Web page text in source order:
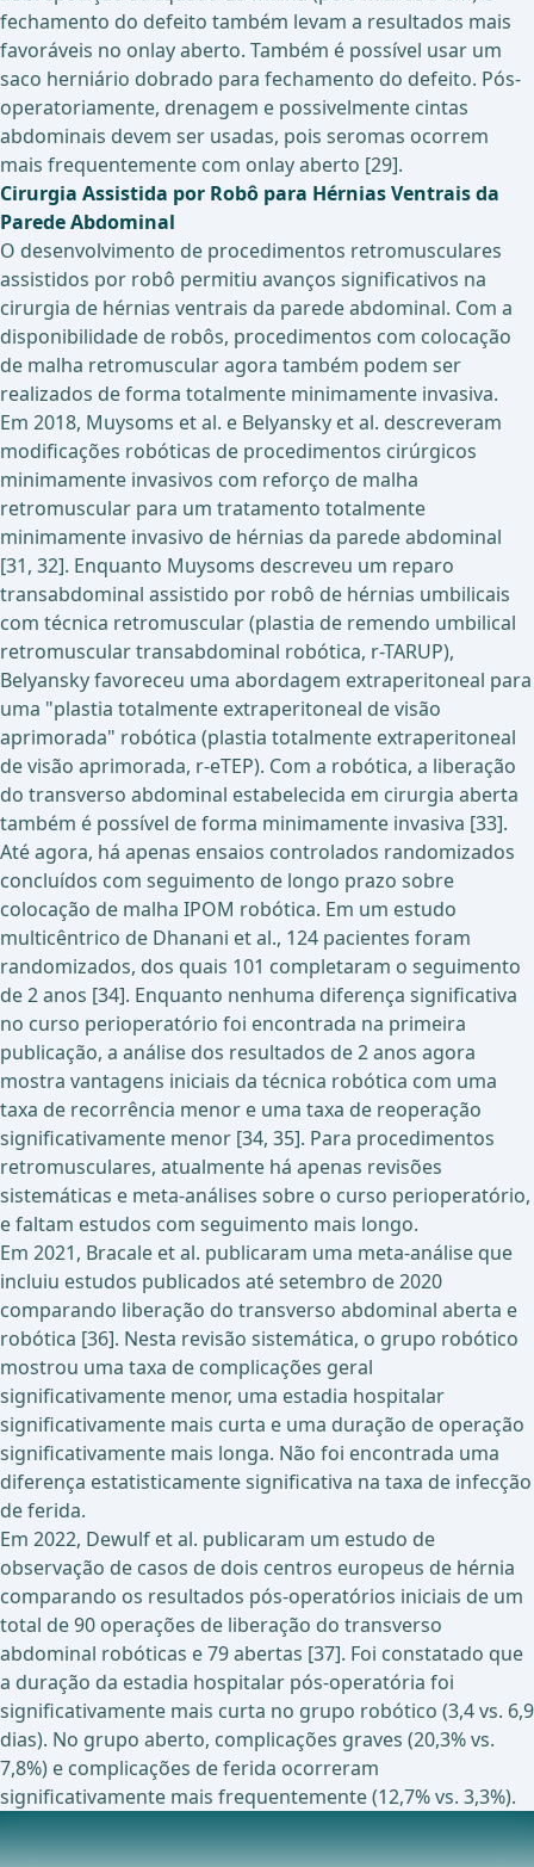
fechamento do defeito também levam a resultados mais
favoráveis no onlay aberto. Também é possível usar um
saco herniário dobrado para fechamento do defeito. Pós-
operatoriamente, drenagem e possivelmente cintas
abdominais devem ser usadas, pois seromas ocorrem
mais frequentemente com onlay aberto [29].
Cirurgia Assistida por Robô para Hérnias Ventrais da
Parede Abdominal
O desenvolvimento de procedimentos retromusculares
assistidos por robô permitiu avanços significativos na
cirurgia de hérnias ventrais da parede abdominal. Com a
disponibilidade de robôs, procedimentos com colocação
de malha retromuscular agora também podem ser
realizados de forma totalmente minimamente invasiva.
Em 2018, Muysoms et al. e Belyansky et al. descreveram
modificações robóticas de procedimentos cirúrgicos
minimamente invasivos com reforço de malha
retromuscular para um tratamento totalmente
minimamente invasivo de hérnias da parede abdominal
[31, 32]. Enquanto Muysoms descreveu um reparo
transabdominal assistido por robô de hérnias umbilicais
com técnica retromuscular (plastia de remendo umbilical
retromuscular transabdominal robótica, r-TARUP),
Belyansky favoreceu uma abordagem extraperitoneal para
uma "plastia totalmente extraperitoneal de visão
aprimorada" robótica (plastia totalmente extraperitoneal
de visão aprimorada, r-eTEP). Com a robótica, a liberação
do transverso abdominal estabelecida em cirurgia aberta
também é possível de forma minimamente invasiva [33].
Até agora, há apenas ensaios controlados randomizados
concluídos com seguimento de longo prazo sobre
colocação de malha IPOM robótica. Em um estudo
multicêntrico de Dhanani et al., 124 pacientes foram
randomizados, dos quais 101 completaram o seguimento
de 2 anos [34]. Enquanto nenhuma diferença significativa
no curso perioperatório foi encontrada na primeira
publicação, a análise dos resultados de 2 anos agora
mostra vantagens iniciais da técnica robótica com uma
taxa de recorrência menor e uma taxa de reoperação
significativamente menor [34, 35]. Para procedimentos
retromusculares, atualmente há apenas revisões
sistemáticas e meta-análises sobre o curso perioperatório,
e faltam estudos com seguimento mais longo.
Em 2021, Bracale et al. publicaram uma meta-análise que
incluiu estudos publicados até setembro de 2020
comparando liberação do transverso abdominal aberta e
robótica [36]. Nesta revisão sistemática, o grupo robótico
mostrou uma taxa de complicações geral
significativamente menor, uma estadia hospitalar
significativamente mais curta e uma duração de operação
significativamente mais longa. Não foi encontrada uma
diferença estatisticamente significativa na taxa de infecção
de ferida.
Em 2022, Dewulf et al. publicaram um estudo de
observação de casos de dois centros europeus de hérnia
comparando os resultados pós-operatórios iniciais de um
total de 90 operações de liberação do transverso
abdominal robóticas e 79 abertas [37]. Foi constatado que
a duração da estadia hospitalar pós-operatória foi
significativamente mais curta no grupo robótico (3,4 vs. 6,9
dias). No grupo aberto, complicações graves (20,3% vs.
7,8%) e complicações de ferida ocorreram
significativamente mais frequentemente (12,7% vs. 3,3%).
Estudos atualmente em andamento sobre este tópico